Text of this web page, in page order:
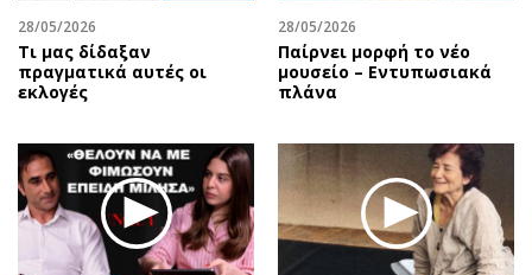
28/05/2026
Τι μας δίδαξαν
πραγματικά αυτές οι
εκλογές
28/05/2026
Παίρνει μορφή το νέο
μουσείο – Εντυπωσιακά
πλάνα